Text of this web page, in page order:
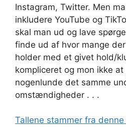
Instagram, Twitter. Men
inkludere YouTube og
skal man ud og lave
finde ud af hvor mange
holder med et givet hold/
kompliceret og mon ikke
nogenlunde det samme
omstændigheder . . .
Tallene stammer fra